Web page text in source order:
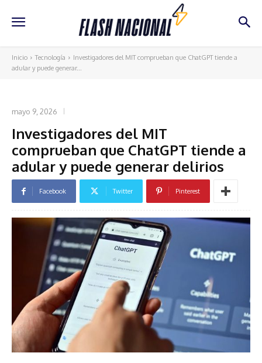
Inicio Tecnología
Investigadores del MIT comprueban que ChatGPT tiende a
adular y puede generar...
mayo 9, 2026
Investigadores del MIT
comprueban que ChatGPT tiende a
adular y puede generar delirios
Facebook Twitter Pinterest